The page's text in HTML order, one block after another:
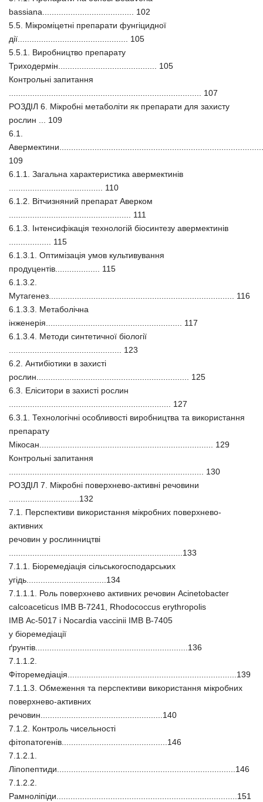
bassiana....................................... 102
5.5. Мікроміцетні препарати фунгіцидної
дії............................................... 105
5.5.1. Виробництво препарату
Триходермін.......................................... 105
Контрольні запитання
.................................................................................. 107
РОЗДІЛ 6. Мікробні метаболіти як препарати для захисту
рослин ... 109
6.1.
109
6.1.1. Загальна характеристика авермектинів
........................................ 110
6.1.2. Вітчизняний препарат Аверком
.................................................... 111
6.1.3. Інтенсифікація технологій біосинтезу авермектинів
.................. 115
6.1.3.1. Оптимізація умов культивування
продуцентів................... 115
6.1.3.2.
Мутагенез............................................................................... 116
6.1.3.3. Метаболічна
інженерія.......................................................... 117
6.1.3.4. Методи синтетичної біології
................................................ 123
6.2. Антибіотики в захисті
рослин................................................................. 125
6.3. Еліситори в захисті рослин
..................................................................... 127
6.3.1. Технологічні особливості виробництва та використання
препарату
Мікосан.......................................................................... 129
Контрольні запитання
................................................................................... 130
РОЗДІЛ 7. Мікробні поверхнево-активні речовини
..............................132
7.1. Перспективи використання мікробних поверхнево-
активних
речовин у рослинництві
..........................................................................133
7.1.1. Біоремедіація сільськогосподарських
угідь..................................134
7.1.1.1. Роль поверхнево активних речовин Acinetobacter
calcoaceticus IМВ В-7241, Rhodococcus erythropolis
IМВ Ac-5017 і Nocardia vaccinii IМВ В-7405
у біоремедіації
ґрунтів.................................................................136
7.1.1.2.
Фіторемедіація........................................................................139
7.1.1.3. Обмеження та перспективи використання мікробних
поверхнево-активних
речовин....................................................140
7.1.2. Контроль чисельності
фітопатогенів.............................................146
7.1.2.1.
Ліпопептиди............................................................................146
7.1.2.2.
Рамноліпіди.............................................................................151